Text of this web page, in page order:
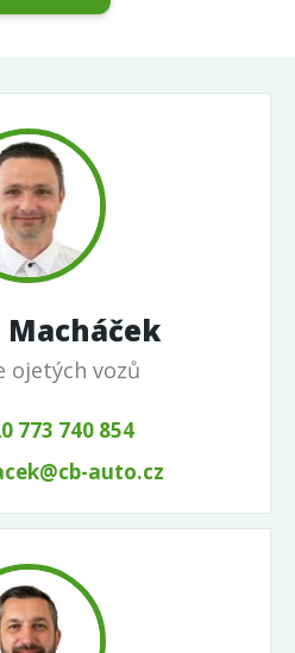
ojetých vozů
773 740 854
auto.cz